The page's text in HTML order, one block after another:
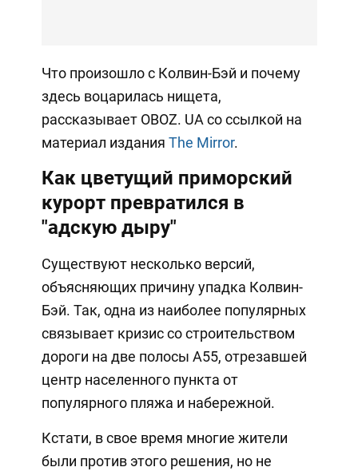
Что произошло с Колвин-Бэй и почему
здесь воцарилась нищета,
рассказывает OBOZ. UA со ссылкой на
материал издания The Mirror.
Как цветущий приморский
курорт превратился в
"адскую дыру"
Существуют несколько версий,
объясняющих причину упадка Колвин-
Бэй. Так, одна из наиболее популярных
связывает кризис со строительством
дороги на две полосы А55, отрезавшей
центр населенного пункта от
популярного пляжа и набережной.
Кстати, в свое время многие жители
были против этого решения, но не